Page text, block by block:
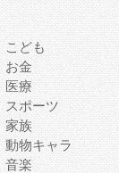
こども
お金
医療
スポーツ
家族
動物キャラ
音楽